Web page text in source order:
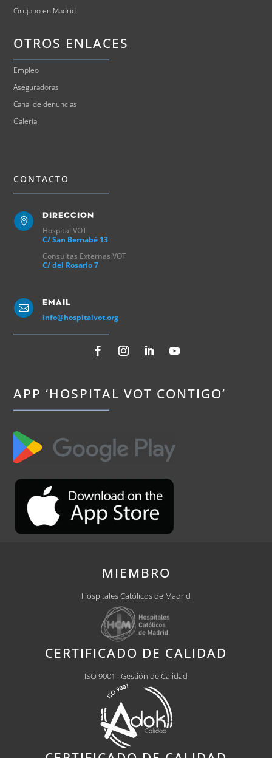
Cirujano en Madrid
OTROS ENLACES
Empleo
Aseguradoras
Canal de denuncias
Galería
CONTACTO

Direccion
Hospital VOT
C/ San Bernabé 13
Consultas Externas VOT
C/ del Rosario 7

Email
info@hospitalvot.org
APP ‘HOSPITAL VOT CONTIGO’
MIEMBRO
Hospitales Católicos de Madrid
CERTIFICADO DE CALIDAD
ISO 9001 · Gestión de Calidad